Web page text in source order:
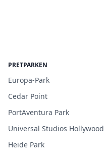
PRETPARKEN
Europa-Park
Cedar Point
PortAventura Park
Universal Studios Hollywood
Heide Park